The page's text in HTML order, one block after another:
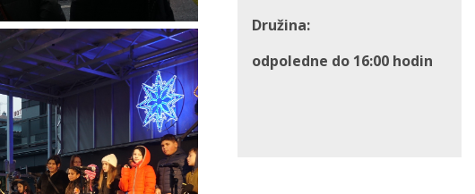
Družina:
odpoledne do 16:00 hodin